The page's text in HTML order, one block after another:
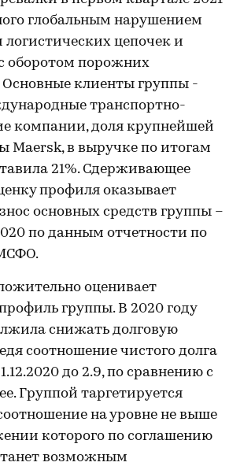
глобальным нарушением
цепочек и
оборотом порожних
Основные клиенты группы -
транспортно-
компании, доля крупнейшей
Maersk, в выручке по итогам
21%. Сдерживающее
профиля оказывает
основных средств группы –
по данным отчетности по
оценивает
группы. В 2020 году
снижать долговую
соотношение чистого долга
до 2.9, по сравнению с
Группой таргетируется
на уровне не выше
которого по соглашению
возможным